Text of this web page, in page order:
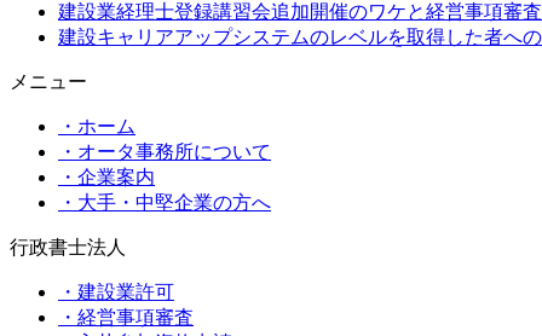
建設業経理士登録講習会追加開催のワケと経営事項審
建設キャリアアップシステムのレベルを取得した者へ
メニュー
・ホーム
・オータ事務所について
・企業案内
・大手・中堅企業の方へ
行政書士法人
・建設業許可
・経営事項審査